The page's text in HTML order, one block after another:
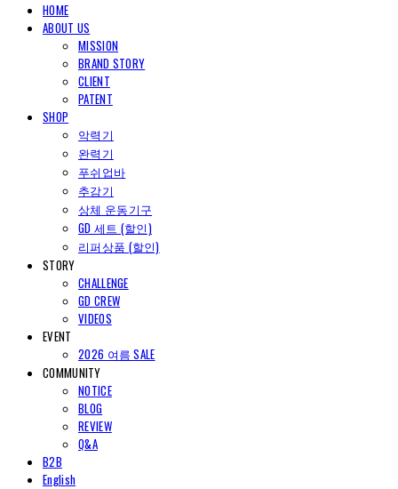
HOME
ABOUT US
MISSION
BRAND STORY
CLIENT
PATENT
SHOP
악력기
완력기
푸쉬업바
추감기
상체 운동기구
GD 세트 (할인)
리퍼상품 (할인)
STORY
CHALLENGE
GD CREW
VIDEOS
EVENT
2026 여름 SALE
COMMUNITY
NOTICE
BLOG
REVIEW
Q&A
B2B
English